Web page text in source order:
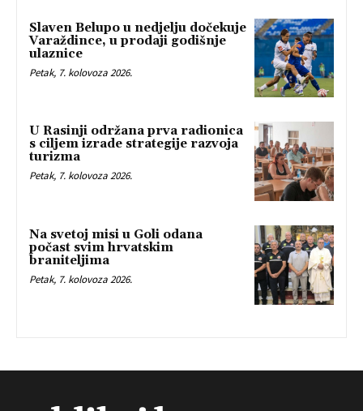
Slaven Belupo u nedjelju dočekuje
Varaždince, u prodaji godišnje
ulaznice
Petak, 7. kolovoza 2026.
U Rasinji održana prva radionica
s ciljem izrade strategije razvoja
turizma
Petak, 7. kolovoza 2026.
Na svetoj misi u Goli odana
počast svim hrvatskim
braniteljima
Petak, 7. kolovoza 2026.